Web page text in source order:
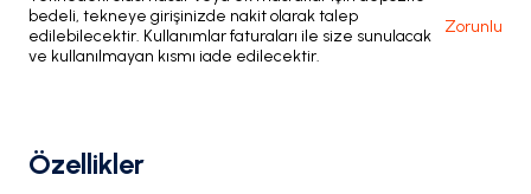
bedeli, tekneye girişinizde nakit olarak talep
edilebilecektir. Kullanımlar faturaları ile size sunulacak
ve kullanılmayan kısmı iade edilecektir.
Zorunlu
Özellikler